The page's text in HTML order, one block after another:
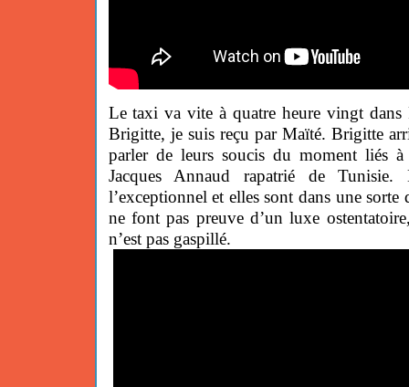
Le taxi va vite à quatre heure vingt dans
Brigitte, je suis reçu par Maïté. Brigitte
parler de leurs soucis du moment liés
Jacques Annaud rapatrié de
l’exceptionnel et elles sont dans une
ne font pas preuve d’un luxe
n’est pas gaspillé.